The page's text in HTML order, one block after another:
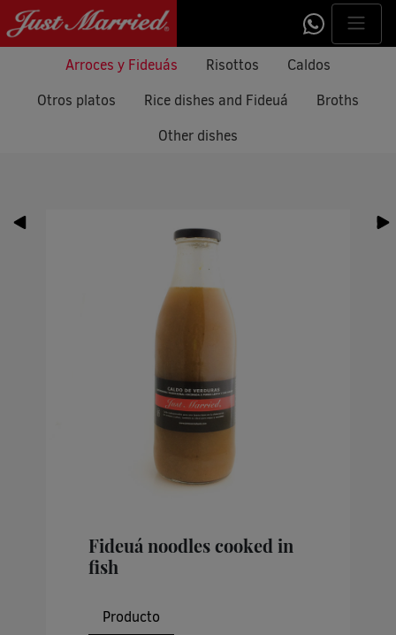
Arroces y Fideuás Risottos
Caldos
Otros platos
Rice dishes and Fideuá
Broths
Other dishes
Fideuá noodles cooked in
fish
Producto